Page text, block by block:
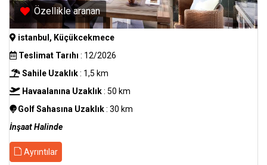
Özellikle aranan
istanbul, Küçükcekmece
Teslimat Tarıhı : 12/2026
Sahile Uzaklık: 1,5 km
Havaalanına Uzaklık: 50 km
Golf Sahasına Uzaklık: 30 km
İnşaat Halinde
Ayrıntılar